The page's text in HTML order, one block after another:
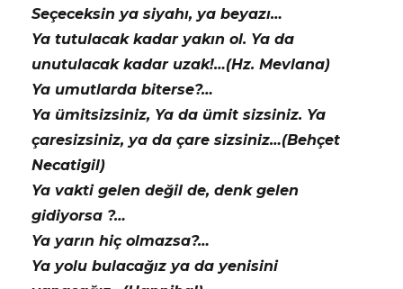
Seçeceksin ya siyahı, ya beyazı…
Ya tutulacak kadar yakın ol. Ya da
unutulacak kadar uzak!…(Hz. Mevlana)
Ya umutlarda biterse?…
Ya ümitsizsiniz, Ya da ümit sizsiniz. Ya
çaresizsiniz, ya da çare sizsiniz…(Behçet
Necatigil)
Ya vakti gelen değil de, denk gelen
gidiyorsa ?…
Ya yarın hiç olmazsa?…
Ya yolu bulacağız ya da yenisini